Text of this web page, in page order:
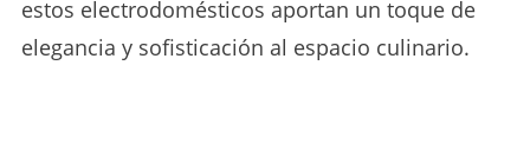
estos electrodomésticos aportan un toque de
elegancia y sofisticación al espacio culinario.